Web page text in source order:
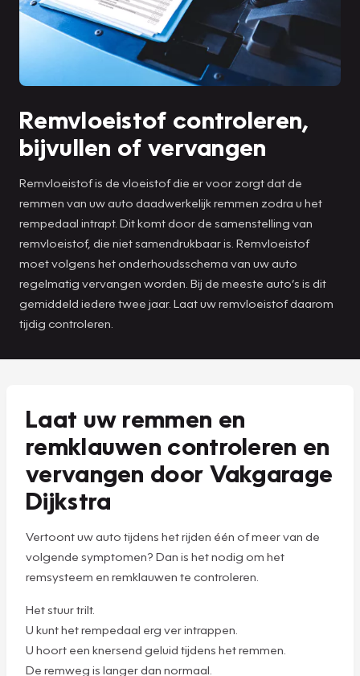
Remvloeistof controleren,
bijvullen of vervangen
Remvloeistof is de vloeistof die er voor zorgt dat de
remmen van uw auto daadwerkelijk remmen zodra u het
rempedaal intrapt. Dit komt door de samenstelling van
remvloeistof, die niet samendrukbaar is. Remvloeistof
moet volgens het onderhoudsschema van uw auto
regelmatig vervangen worden. Bij de meeste auto’s is dit
gemiddeld iedere twee jaar. Laat uw remvloeistof daarom
tijdig controleren.
Laat uw remmen en
remklauwen controleren en
vervangen door Vakgarage
Dijkstra
Vertoont uw auto tijdens het rijden één of meer van de
volgende symptomen? Dan is het nodig om het
remsysteem en remklauwen te controleren.
Het stuur trilt.
U kunt het rempedaal erg ver intrappen.
U hoort een knersend geluid tijdens het remmen.
De remweg is langer dan normaal.